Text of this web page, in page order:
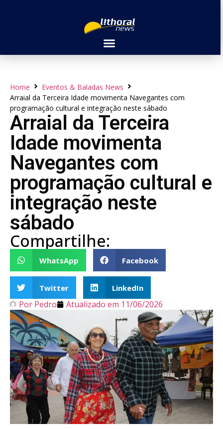
Home
Eventos & Baladas News
Arraial da Terceira Idade movimenta Navegantes com
programação cultural e integração neste sábado
Arraial da Terceira
Idade movimenta
Navegantes com
programação cultural e
integração neste
sábado
Compartilhe:
WhatsApp Facebook
Twitter LinkedIn
Por Pedro Atualizado em 11/06/2026